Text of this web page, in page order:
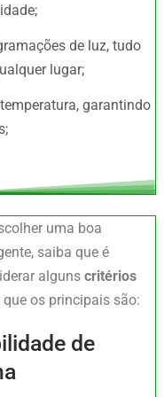
de luz, tudo
lugar;
garantindo
uma boa
saiba que é
algunscritérios
que os principais são:
de